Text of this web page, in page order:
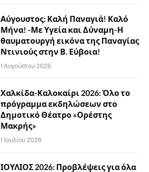
Αύγουστος: Καλή Παναγιά! Καλό
Μήνα! -Με Υγεία και Δύναμη-Η
θαυματουργή εικόνα της Παναγίας
Ντινιούς στην Β. Εύβοια!
1 Αυγούστου 2026
Χαλκίδα-Καλοκαίρι 2026: Όλο το
πρόγραμμα εκδηλώσεων στο
Δημοτικό Θέατρο «Ορέστης
Μακρής»
1 Ιουλίου 2026
ΙΟΥΛΙΟΣ 2026: Προβλέψεις για όλα